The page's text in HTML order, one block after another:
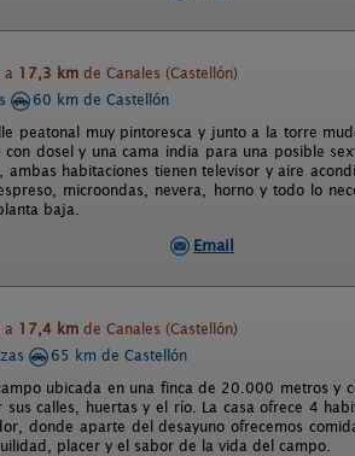
a 17,3 km de Canales (Castellón)
60 km de Castellón
peatonal muy pintoresca y junto a la torre
dosel y una cama india para una posible
habitaciones tienen televisor y aire
microondas, nevera, horno y todo lo
baja.
Email
a 17,4 km de Canales (Castellón)
65 km de Castellón
ubicada en una finca de 20.000 metros y
calles, huertas y el río. La casa ofrece 4
donde aparte del desayuno ofrecemos
placer y el sabor de la vida del campo.